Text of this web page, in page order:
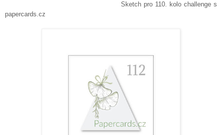
Sketch pro 110. kolo challenge s
papercards.cz